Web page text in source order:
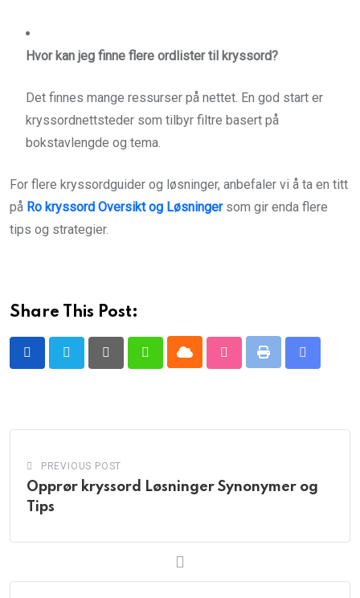
Hvor kan jeg finne flere ordlister til kryssord?
Det finnes mange ressurser på nettet. En god start er
kryssordnettsteder som tilbyr filtre basert på
bokstavlengde og tema.
For flere kryssordguider og løsninger, anbefaler vi å ta en titt
på Ro kryssord Oversikt og Løsningersom gir enda flere
tips og strategier.
Share This Post:
WhatsappCloud StumbleUpon
Print
PREVIOUS POST
Opprør kryssord Løsninger Synonymer og
Tips